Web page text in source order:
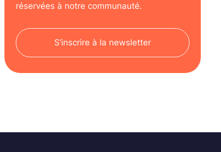
réservées à notre communauté.
S’inscrire à la newsletter